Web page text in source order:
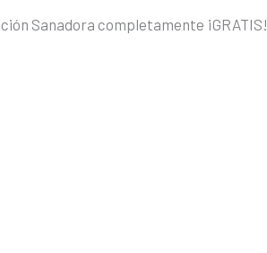
Sanadora completamente ¡GRATIS!.